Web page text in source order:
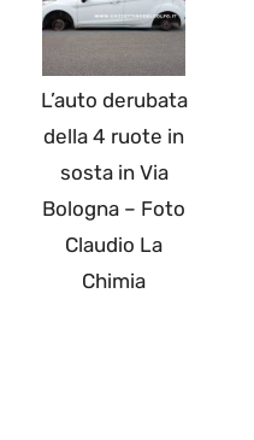
L’auto derubata
della 4 ruote in
sosta in Via
Bologna – Foto
Claudio La
Chimia